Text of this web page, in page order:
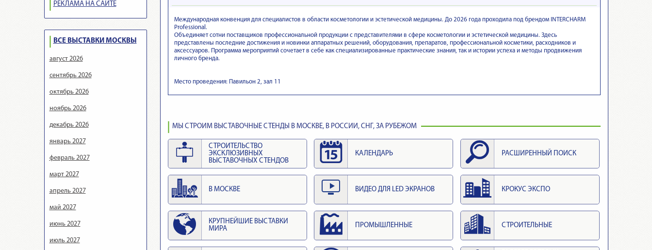
РЕКЛАМА НА САЙТЕ
ВСЕ ВЫСТАВКИ МОСКВЫ
август 2026
сентябрь 2026
октябрь 2026
ноябрь 2026
декабрь 2026
январь 2027
февраль 2027
март 2027
апрель 2027
май 2027
июнь 2027
июль 2027
Международная конвенция для специалистов в области косметологии и эстетической медицины. До 2026 года проходила под брендом INTERCHARM
Professional.
Объединяет сотни поставщиков профессиональной продукции с представителями в сфере косметологии и эстетической медицины. Здесь
представлены последние достижения и новинки аппаратных решений, оборудования, препаратов, профессиональной косметики, расходников и
аксессуаров. Программа мероприятий сочетает в себе как специализированные практические знания, так и истории успеха и методы продвижения
личного бренда.
Место проведения: Павильон 2, зал 11
МЫ СТРОИМ ВЫСТАВОЧНЫЕ СТЕНДЫ В МОСКВЕ, В РОССИИ, СНГ, ЗА РУБЕЖОМ
СТРОИТЕЛЬСТВО
ЭКСКЛЮЗИВНЫХ
ВЫСТАВОЧНЫХ СТЕНДОВ
КАЛЕНДАРЬ РАСШИРЕННЫЙ ПОИСК
В МОСКВЕ ВИДЕО ДЛЯ LED ЭКРАНОВ КРОКУС ЭКСПО
КРУПНЕЙШИЕ ВЫСТАВКИ
МИРА
ПРОМЫШЛЕННЫЕ СТРОИТЕЛЬНЫЕ